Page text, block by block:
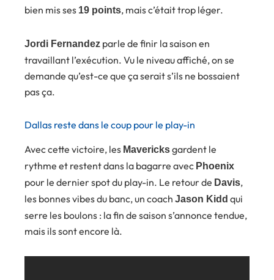
bien mis ses 19 points, mais c’était trop léger.
Jordi Fernandez parle de finir la saison en
travaillant l’exécution. Vu le niveau affiché, on se
demande qu’est-ce que ça serait s’ils ne bossaient
pas ça.
Dallas reste dans le coup pour le play-in
Avec cette victoire, les Mavericksgardent le
rythme et restent dans la bagarre avec Phoenix
pour le dernier spot du play-in. Le retour de Davis,
les bonnes vibes du banc, un coach Jason Kidd qui
serre les boulons : la fin de saison s’annonce tendue,
mais ils sont encore là.